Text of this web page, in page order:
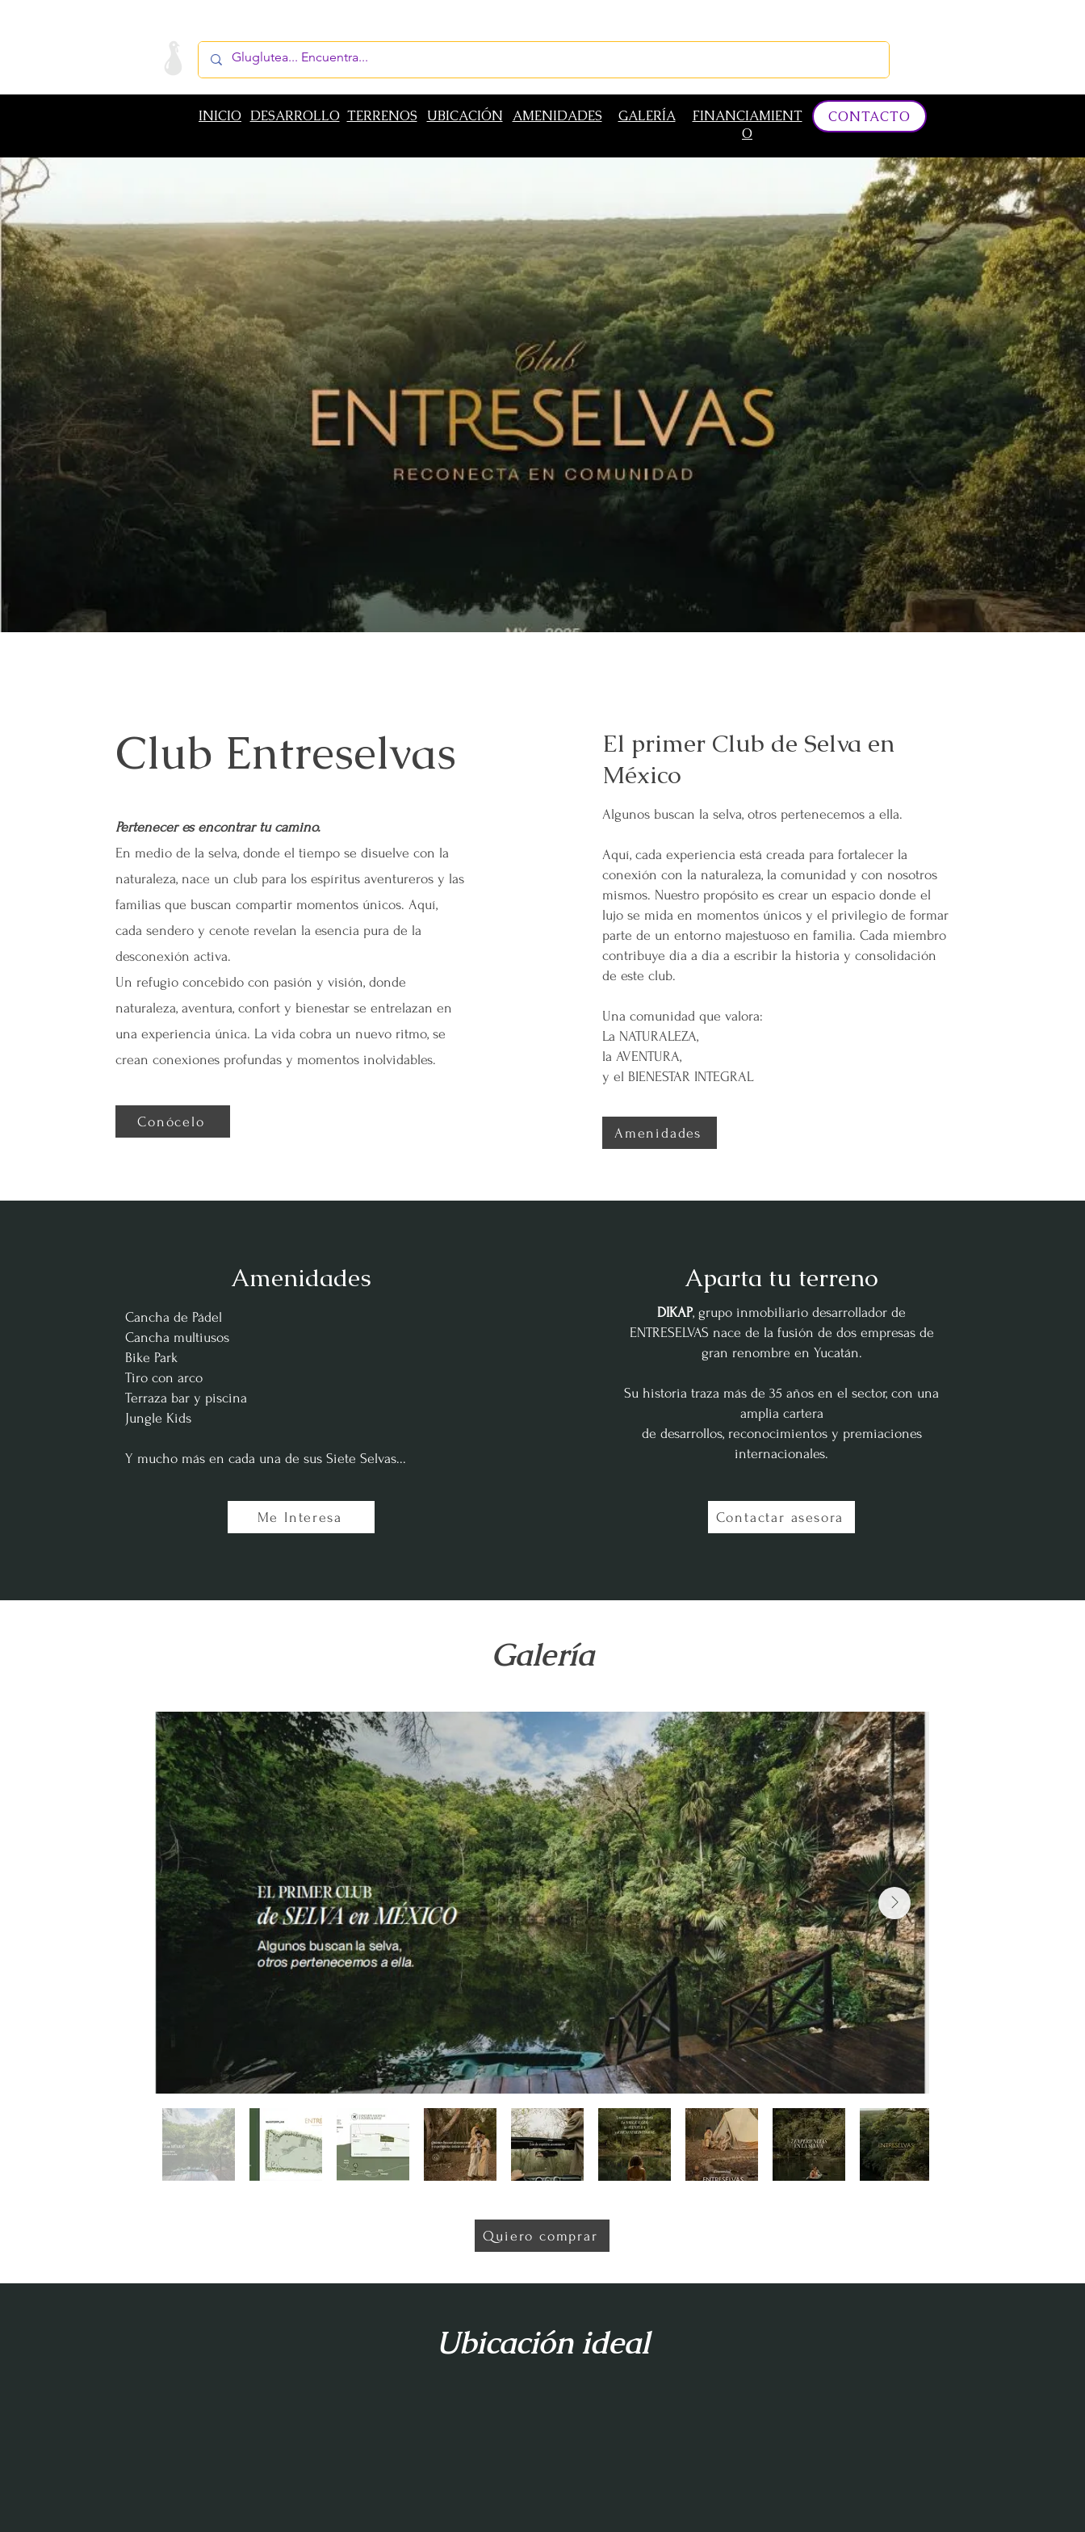
INICIO DESARROLLO TERRENOS UBICACIÓN AMENIDADES GALERÍA
FINANCIAMIENT
O
CONTACTO
Club Entreselvas
Pertenecer es encontrar tu camino.
En medio de la selva, donde el tiempo se disuelve con la
naturaleza, nace un club para los espíritus aventureros y las
familias que buscan compartir momentos únicos. Aquí,
cada sendero y cenote revelan la esencia pura de la
desconexión activa.
Un refugio concebido con pasión y visión, donde
naturaleza, aventura, confort y bienestar se entrelazan en
una experiencia única. La vida cobra un nuevo ritmo, se
crean conexiones profundas y momentos inolvidables.
Conócelo
El primer Club de Selva en
México
Algunos buscan la selva, otros pertenecemos a ella.
Aquí, cada experiencia está creada para fortalecer la
conexión con la naturaleza, la comunidad y con nosotros
mismos. Nuestro propósito es crear un espacio donde el
lujo se mida en momentos únicos y el privilegio de formar
parte de un entorno majestuoso en familia. Cada miembro
contribuye día a día a escribir la historia y consolidación
de este club.
Una comunidad que valora:
La NATURALEZA,
la AVENTURA,
y el BIENESTAR INTEGRAL
Amenidades
Amenidades
Cancha de Pádel
Cancha multiusos
Bike Park
Tiro con arco
Terraza bar y piscina
Jungle Kids
Y mucho más en cada una de sus Siete Selvas...
Me Interesa
Aparta tu terreno
DIKAP, grupo inmobiliario desarrollador de
ENTRESELVAS nace de la fusión de dos empresas de
gran renombre en Yucatán.
Su historia traza más de 35 años en el sector, con una
amplia cartera
de desarrollos, reconocimientos y premiaciones
internacionales.
Contactar asesora
Galería
Quiero comprar
Ubicación ideal